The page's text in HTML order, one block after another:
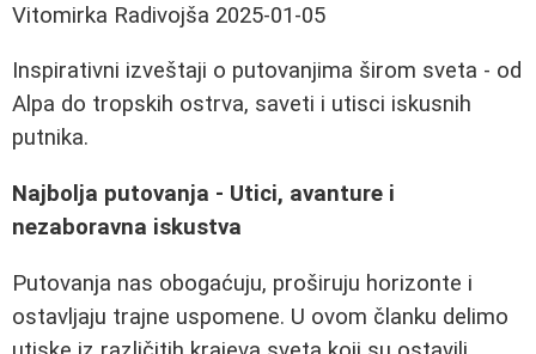
Vitomirka Radivojša 2025-01-05
Inspirativni izveštaji o putovanjima širom sveta - od
Alpa do tropskih ostrva, saveti i utisci iskusnih
putnika.
Najbolja putovanja - Utici, avanture i
nezaboravna iskustva
Putovanja nas obogaćuju, proširuju horizonte i
ostavljaju trajne uspomene. U ovom članku delimo